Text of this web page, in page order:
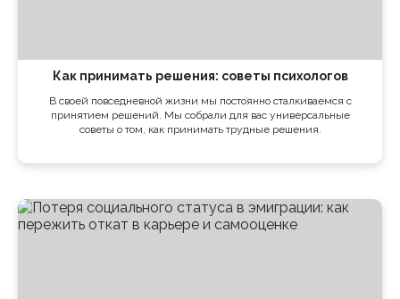
Как принимать решения: советы психологов
В своей повседневной жизни мы постоянно сталкиваемся с
принятием решений. Мы собрали для вас универсальные
советы о том, как принимать трудные решения.